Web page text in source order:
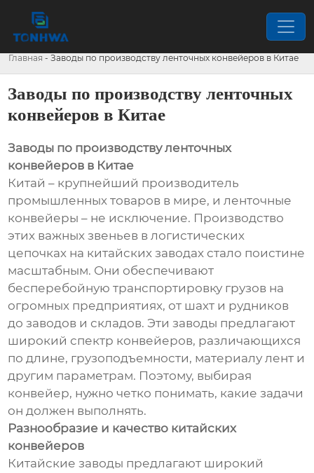
Главная - Заводы по производству ленточных конвейеров в Китае
Заводы по производству ленточных
конвейеров в Китае
Заводы по производству ленточных
конвейеров в Китае
Китай – крупнейший производитель
промышленных товаров в мире, и ленточные
конвейеры – не исключение. Производство
этих важных звеньев в логистических
цепочках на китайских заводах стало поистине
масштабным. Они обеспечивают
бесперебойную транспортировку грузов на
огромных предприятиях, от шахт и рудников
до заводов и складов. Эти заводы предлагают
широкий спектр конвейеров, различающихся
по длине, грузоподъемности, материалу лент и
другим параметрам. Поэтому, выбирая
конвейер, нужно четко понимать, какие задачи
он должен выполнять.
Разнообразие и качество китайских
конвейеров
Китайские заводы предлагают широкий